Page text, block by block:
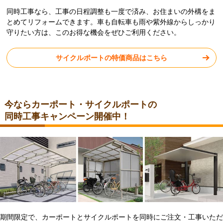
同時工事なら、工事の日程調整も一度で済み、お住まいの外構をま
とめてリフォームできます。車も自転車も雨や紫外線からしっかり
守りたい方は、このお得な機会をぜひご利用ください。
サイクルポートの特価商品はこちら
今ならカーポート・サイクルポートの
同時工事キャンペーン開催中！
期間限定で、カーポートとサイクルポートを同時にご注文・工事いただ